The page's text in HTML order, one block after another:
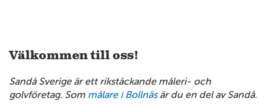
Välkommen till oss!
Sandå Sverige är ett rikstäckande måleri- och
golvföretag. Som målare i Bollnäsär du en del av Sandå.